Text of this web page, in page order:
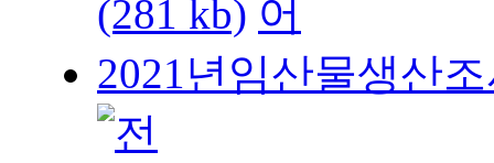
(281 kb)
2021년임산물생산